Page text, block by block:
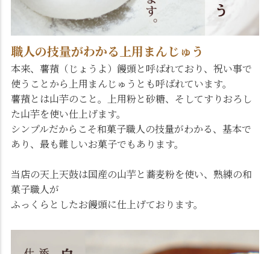
職人の技量がわかる上用まんじゅう
本来、薯蕷（じょうよ）饅頭と呼ばれており、祝い事で
使うことから上用まんじゅうとも呼ばれています。
薯蕷とは山芋のこと。上用粉と砂糖、そしてすりおろし
た山芋を使い仕上げます。
シンプルだからこそ和菓子職人の技量がわかる、基本で
あり、最も難しいお菓子でもあります。
当店の天上天鼓は国産の山芋と蕎麦粉を使い、熟練の和
菓子職人が
ふっくらとしたお饅頭に仕上げております。